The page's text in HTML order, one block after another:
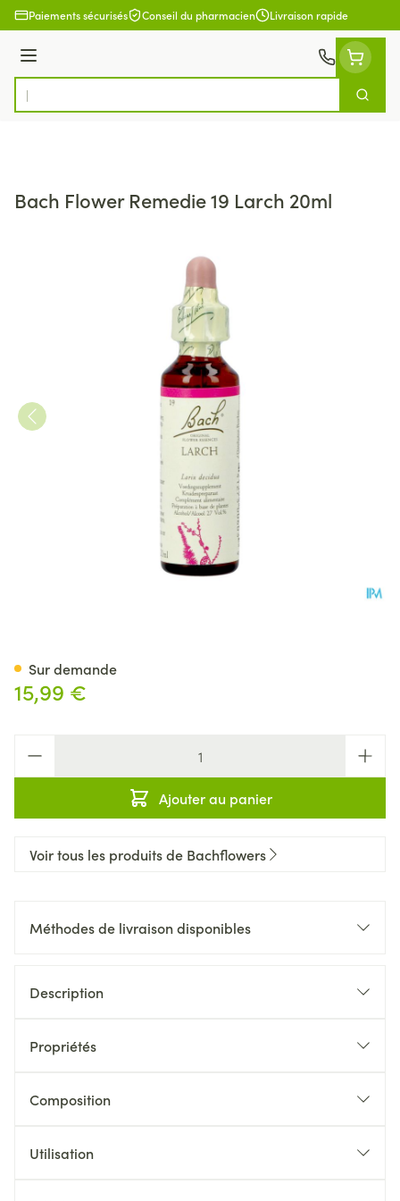
Aller au contenu
Paiements sécurisés Conseil du pharmacien Livraison rapide
Menu
Rechercher
Bach Flower Remedie 19 Larch 20ml
15,99 €
Ajouter au panier
Sur demande
Voir tous les produits de Bachflowers
Méthodes de livraison disponibles
Description
Propriétés
Composition
Utilisation